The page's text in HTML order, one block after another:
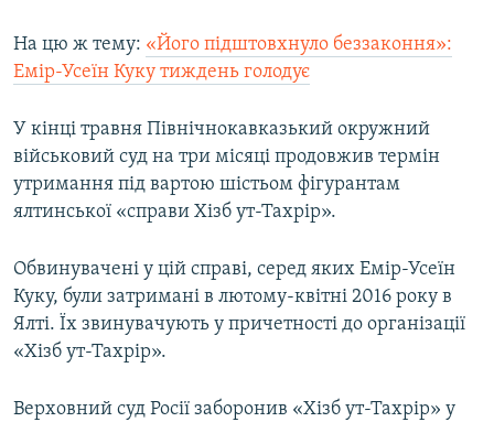
На цю ж тему: «Його підштовхнуло беззаконня»:
Емір-Усеїн Куку тиждень голодує
У кінці травня Північнокавказький окружний
військовий суд на три місяці продовжив термін
утримання під вартою шістьом фігурантам
ялтинської «справи Хізб ут-Тахрір».
Обвинувачені у цій справі, серед яких Емір-Усеїн
Куку, були затримані в лютому-квітні 2016 року в
Ялті. Їх звинувачують у причетності до організації
«Хізб ут-Тахрір».
Верховний суд Росії заборонив «Хізб ут-Тахрір» у